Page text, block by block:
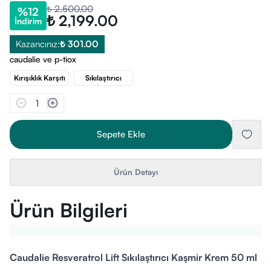
%12
İndirim
₺ 2,500.00
₺ 2,199.00
Kazancınız:₺ 301.00
caudalie ve p-tiox
Kırışıklık Karşıtı Sıkılaştırıcı
1
Sepete Ekle
Ürün Detayı
Ürün Bilgileri
Caudalie Resveratrol Lift Sıkılaştırıcı Kaşmir Krem 50 ml